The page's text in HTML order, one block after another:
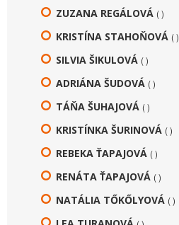
ZUZANA REGÁLOVÁ ( )
KRISTÍNA STAHOŇOVÁ ( )
SILVIA ŠIKULOVÁ ( )
ADRIÁNA ŠUDOVÁ ( )
TÁŇA ŠUHAJOVÁ ( )
KRISTÍNKA ŠURINOVÁ ( )
REBEKA ŤAPAJOVÁ ( )
RENÁTA ŤAPAJOVÁ ( )
NATÁLIA TŐKŐLYOVÁ ( )